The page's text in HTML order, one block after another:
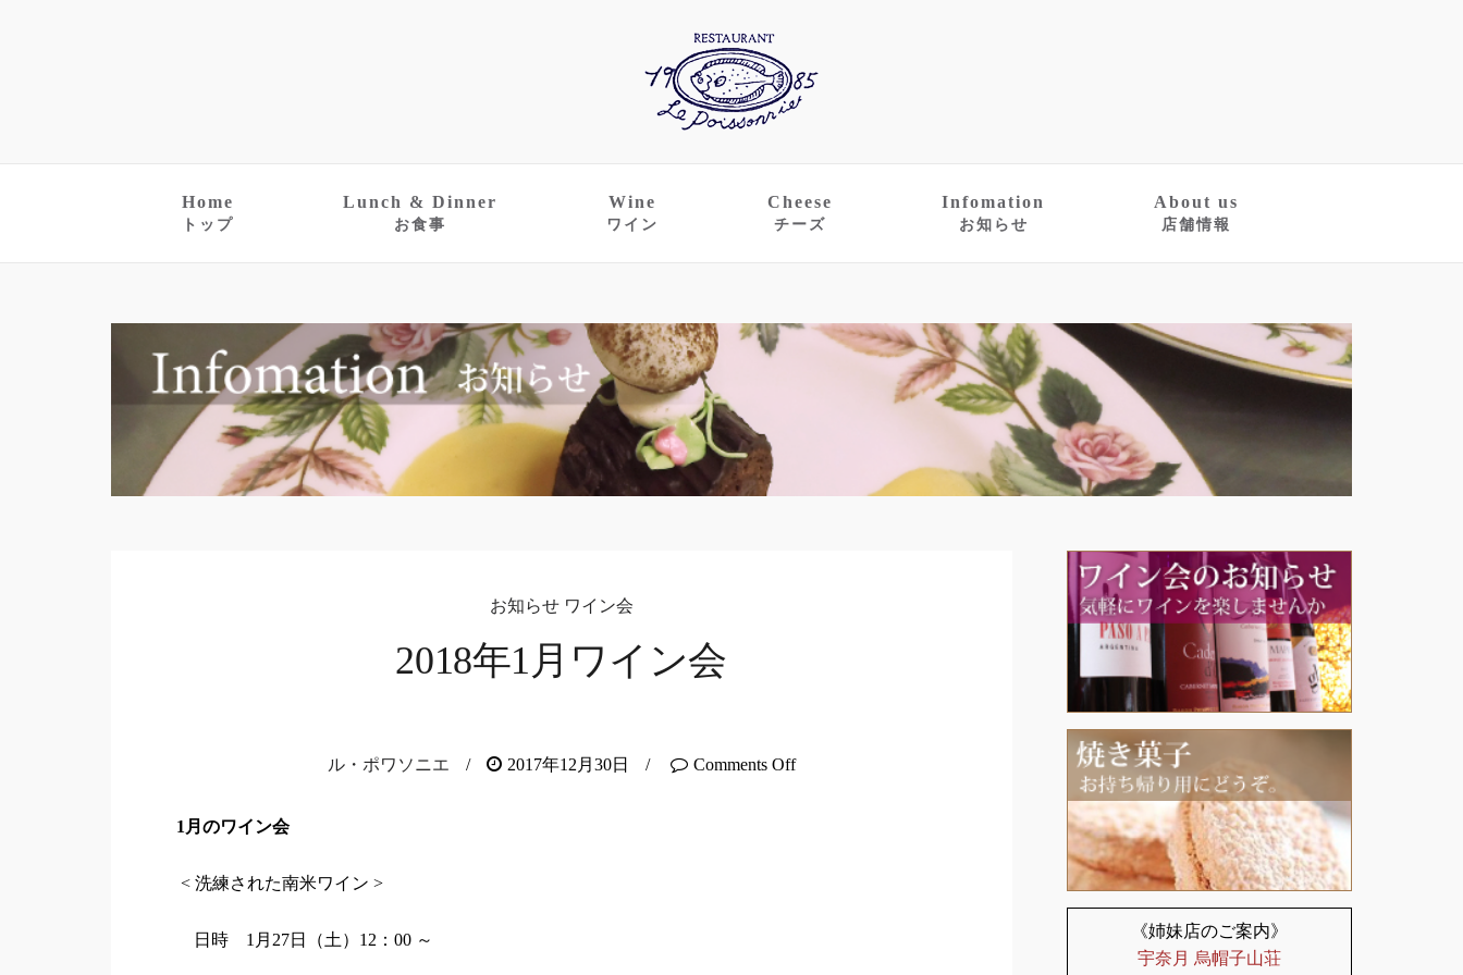
Home
トップ
Lunch & Dinner
お食事
Wine
ワイン
Cheese
チーズ
Infomation
お知らせ
About us
店舗情報
お知らせ ワイン会
2018年1月ワイン会
ル・ポワソニエ / 2017年12月30日 / Comments Off
1 月のワイン会
< 洗練された南米ワイン >
日時 1月27日（土）12：00 ～
《姉妹店のご案内》
宇奈月 烏帽子山荘